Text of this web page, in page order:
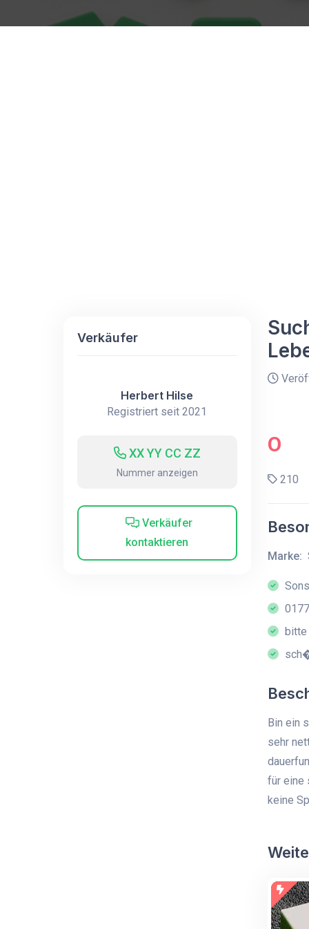
Verkäufer
Herbert Hilse
Registriert seit 2021
XX YY CC ZZ
Nummer anzeigen
Verkäufer
kontaktieren
O
210
Marke:
bitte
Bin ein
sehr
für eine
keine